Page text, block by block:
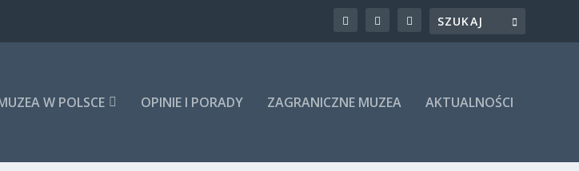
W POLSCE OPINIE I PORADY ZAGRANICZNE MUZEA AKTUALNOŚCI